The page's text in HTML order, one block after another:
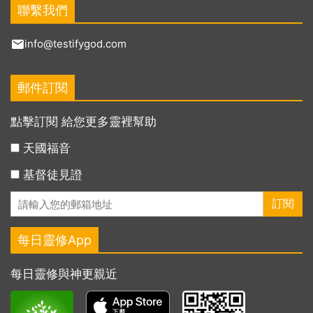
聯繫我們
info@testifygod.com
郵件訂閱
點擊訂閱 給您更多靈裡幫助
天國福音
基督徒見證
每日靈修App
每日靈修與神更親近